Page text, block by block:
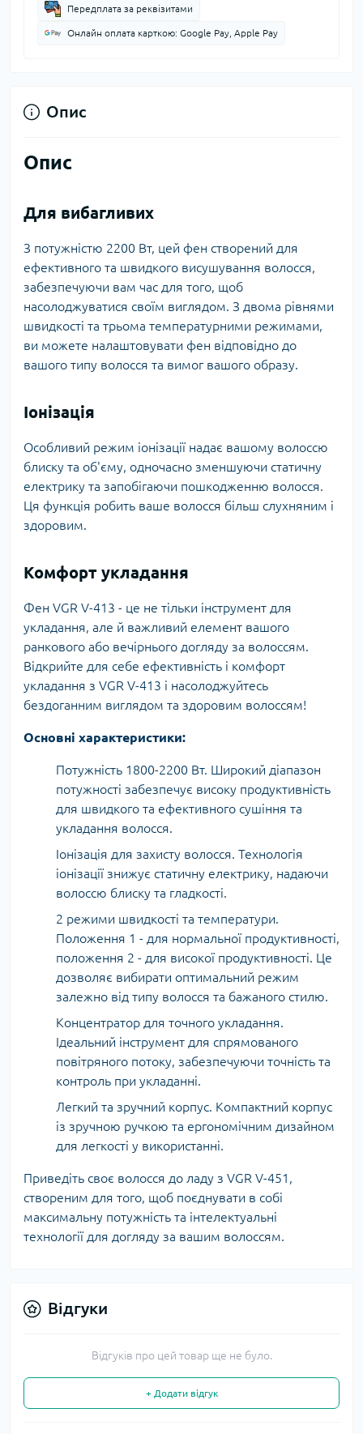
Передплата за реквізитами
Онлайн оплата карткою: Google Pay, Apple Pay
Опис
Опис
Для вибагливих
З потужністю 2200 Вт, цей фен створений для
ефективного та швидкого висушування волосся,
забезпечуючи вам час для того, щоб
насолоджуватися своїм виглядом. З двома рівнями
швидкості та трьома температурними режимами,
ви можете налаштовувати фен відповідно до
вашого типу волосся та вимог вашого образу.
Іонізація
Особливий режим іонізації надає вашому волоссю
блиску та об'єму, одночасно зменшуючи статичну
електрику та запобігаючи пошкодженню волосся.
Ця функція робить ваше волосся більш слухняним і
здоровим.
Комфорт укладання
Фен VGR V-413 - це не тільки інструмент для
укладання, але й важливий елемент вашого
ранкового або вечірнього догляду за волоссям.
Відкрийте для себе ефективність і комфорт
укладання з VGR V-413 і насолоджуйтесь
бездоганним виглядом та здоровим волоссям!
Основні характеристики:
Потужність 1800-2200 Вт. Широкий діапазон
потужності забезпечує високу продуктивність
для швидкого та ефективного сушіння та
укладання волосся.
Іонізація для захисту волосся. Технологія
іонізації знижує статичну електрику, надаючи
волоссю блиску та гладкості.
2 режими швидкості та температури.
Положення 1 - для нормальної продуктивності,
положення 2 - для високої продуктивності. Це
дозволяє вибирати оптимальний режим
залежно від типу волосся та бажаного стилю.
Концентратор для точного укладання.
Ідеальний інструмент для спрямованого
повітряного потоку, забезпечуючи точність та
контроль при укладанні.
Легкий та зручний корпус. Компактний корпус
із зручною ручкою та ергономічним дизайном
для легкості у використанні.
Приведіть своє волосся до ладу з VGR V-451,
створеним для того, щоб поєднувати в собі
максимальну потужність та інтелектуальні
технології для догляду за вашим волоссям.
Відгуки
Відгуків про цей товар ще не було.
+ Додати відгук